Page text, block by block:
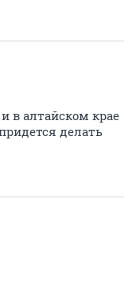
в алтайском крае
делать